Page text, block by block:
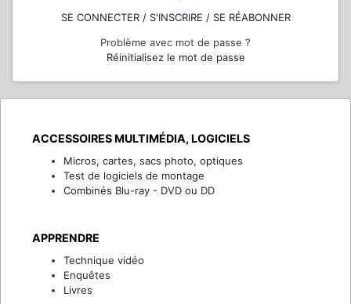
SE CONNECTER / S'INSCRIRE / SE RÉABONNER
Problème avec mot de passe ?
Réinitialisez le mot de passe
ACCESSOIRES MULTIMÉDIA, LOGICIELS
Micros, cartes, sacs photo, optiques
Test de logiciels de montage
Combinés Blu-ray - DVD ou DD
APPRENDRE
Technique vidéo
Enquêtes
Livres